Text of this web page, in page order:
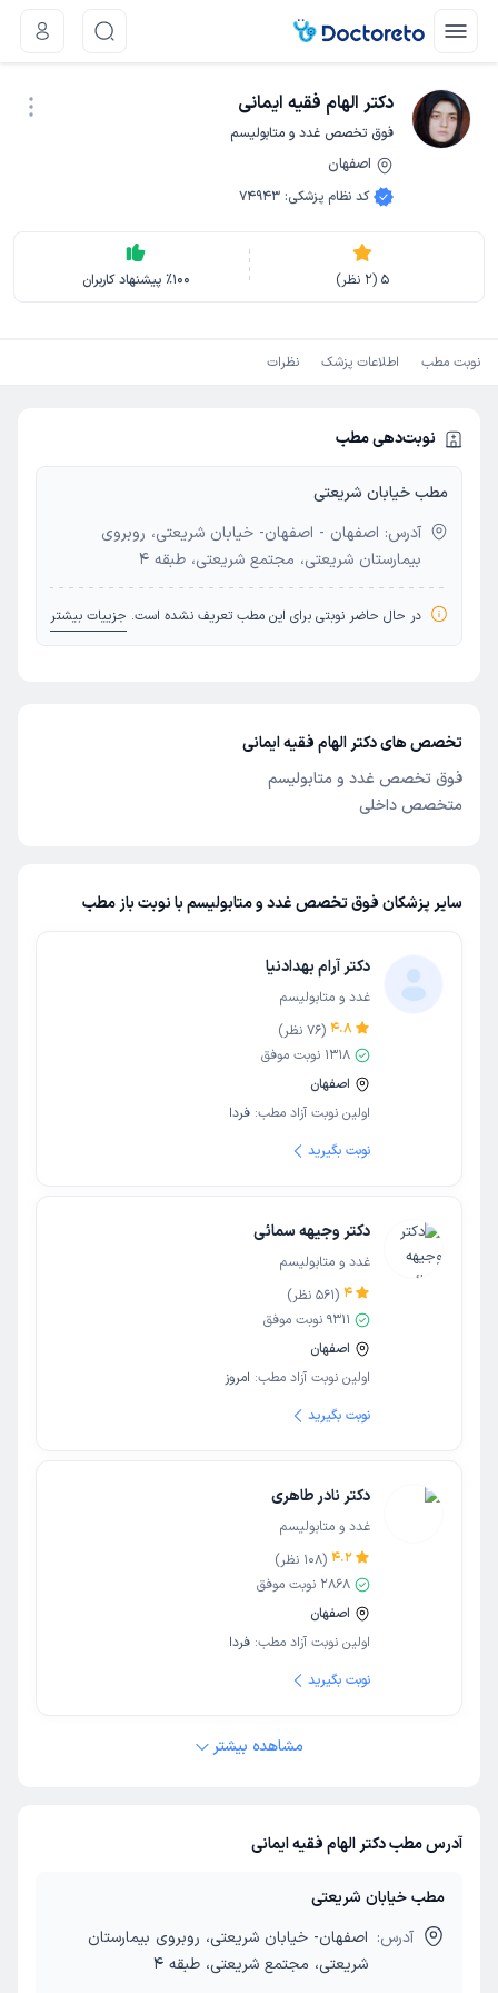
دکتر الهام فقیه ایمانی
فوق تخصص غدد و متابولیسم
اصفهان
کد نظام پزشکی:
74943
5
(
2 نظر) ٪100 پیشنهاد کاربران
نوبت مطب اطلاعات پزشک نظرات
نوبت‌دهی مطب
مطب خیابان شریعتی
آدرس: اصفهان - اصفهان- خیابان شریعتی، روبروی
بیمارستان شریعتی، مجتمع شریعتی، طبقه 4
در حال حاضر نوبتی برای این مطب تعریف نشده است. جزییات بیشتر
تخصص های دکتر الهام فقیه ایمانی
فوق تخصص غدد و متابولیسم
متخصص داخلی
سایر پزشکان فوق تخصص غدد و متابولیسم با نوبت باز مطب
دکتر آرام بهدادنیا
غدد و متابولیسم
4.8
(
76 نظر)
1318 نوبت موفق
اصفهان
اولین نوبت آزاد مطب: فردا
نوبت بگیرید
دکتر وجیهه سمائی
غدد و متابولیسم
4
(
561 نظر)
9311 نوبت موفق
اصفهان
اولین نوبت آزاد مطب: امروز
نوبت بگیرید
دکتر نادر طاهری
غدد و متابولیسم
4.2
(
108 نظر)
2868 نوبت موفق
اصفهان
اولین نوبت آزاد مطب: فردا
نوبت بگیرید
مشاهده بیشتر
آدرس مطب دکتر الهام فقیه ایمانی
مطب خیابان شریعتی
آدرس: اصفهان- خیابان شریعتی، روبروی بیمارستان
شریعتی، مجتمع شریعتی، طبقه 4